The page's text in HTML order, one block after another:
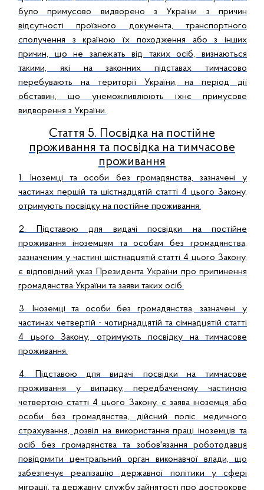
було примусово видворено з України з причин
відсутності проїзного документа, транспортного
сполучення з країною їх походження або з інших
причин, що не залежать від таких осіб, визнаються
такими, які на законних підставах тимчасово
перебувають на території України, на період дії
обставин, що унеможливлюють їхнє примусове
видворення з України.
Стаття 5. Посвідка на постійне
проживання та посвідка на тимчасове
проживання
1. Іноземці та особи без громадянства, зазначені у
частинах першій та шістнадцятій статті 4 цього Закону,
отримують посвідку на постійне проживання.
2. Підставою для видачі посвідки на постійне
проживання іноземцям та особам без громадянства,
зазначеним у частині шістнадцятій статті 4 цього Закону,
є відповідний указ Президента України про припинення
громадянства України та заяви таких осіб.
3. Іноземці та особи без громадянства, зазначені у
частинах четвертій - чотирнадцятій та сімнадцятій статті
4 цього Закону, отримують посвідку на тимчасове
проживання.
4. Підставою для видачі посвідки на тимчасове
проживання у випадку, передбаченому частиною
четвертою статті 4 цього Закону, є заява іноземця або
особи без громадянства, дійсний поліс медичного
страхування, дозвіл на використання праці іноземців та
осіб без громадянства та зобов'язання роботодавця
повідомити центральний орган виконавчої влади, що
забезпечує реалізацію державної політики у сфері
міграції, та державну службу зайнятості про дострокове